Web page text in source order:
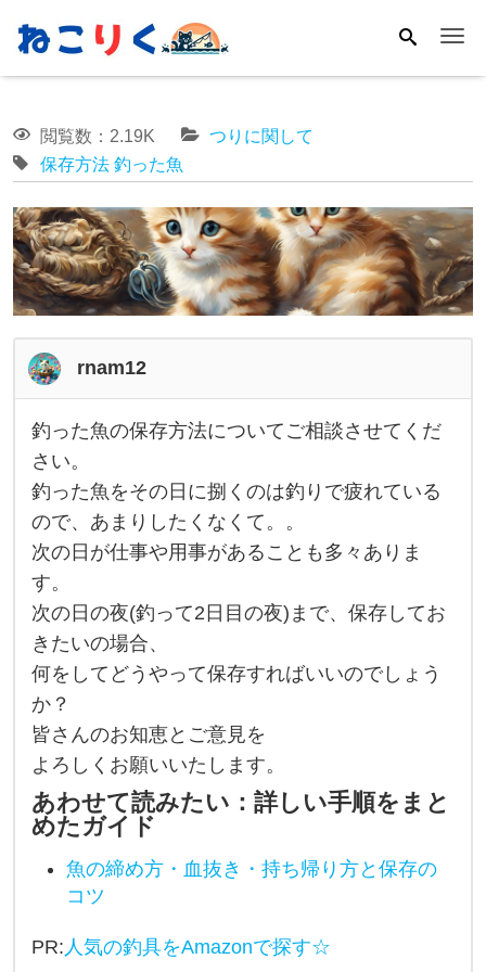
閲覧数：2.19K
つりに関して
保存方法 釣った魚
rnam12
釣
っ
た
魚
の
保
存
方
法
に
つ
い
て
ご
談
釣った魚の保存方法についてご相談させてくだ
さい。
釣った魚をその日に捌くのは釣りで疲れている
ので、あまりしたくなくて。。
次の日が仕事や用事があることも多々ありま
す。
次の日の夜(釣って2日目の夜)まで、保存してお
きたいの場合、
何をしてどうやって保存すればいいのでしょう
か？
皆さんのお知恵とご意見を
よろしくお願いいたします。
あわせて読みたい：詳しい手順をまと
めたガイド
魚の締め方・血抜き・持ち帰り方と保存の
コツ
PR: 人気の釣具をAmazonで探す☆